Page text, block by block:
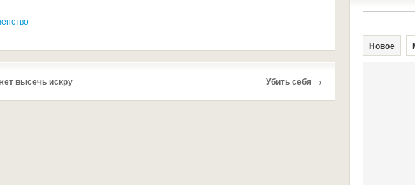
Убить себя →
высечь искру
Новое